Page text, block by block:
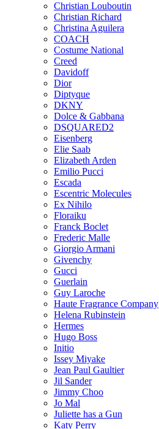
Christian Louboutin
Christian Richard
Christina Aguilera
COACH
Costume National
Creed
Davidoff
Dior
Diptyque
DKNY
Dolce & Gabbana
DSQUARED2
Eisenberg
Elie Saab
Elizabeth Arden
Emilio Pucci
Escada
Escentric Molecules
Ex Nihilo
Floraiku
Franck Boclet
Frederic Malle
Giorgio Armani
Givenchy
Gucci
Guerlain
Guy Laroche
Haute Fragrance Company
Helena Rubinstein
Hermes
Hugo Boss
Initio
Issey Miyake
Jean Paul Gaultier
Jil Sander
Jimmy Choo
Jo Mal
Juliette has a Gun
Katy Perry